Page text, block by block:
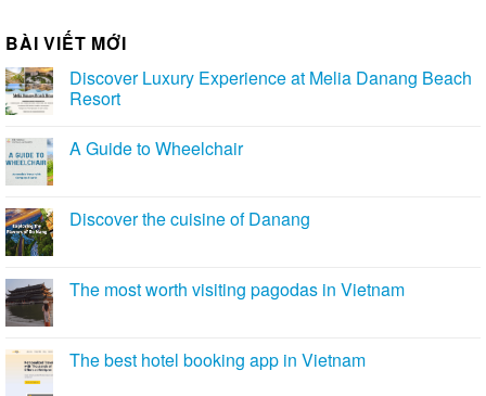
11. Best Western Premier Sapphire Ha Long ( 最佳
西方尊榮藍寶石下龍飯店)
Best Western Premier Sapphire Ha Long 是隸屬於美國知
名國際酒店集團 Best Western 的五星級飯店，坐落於下龍
市中心，擁有壯麗的全景海灣視野。
飯店擁有超過 1,000 間高級客房，全部採用現代化歐式設
計，風格高雅且豪華。
每間客房皆設有私人陽台、小型廚房、洗衣機、浴缸，並配